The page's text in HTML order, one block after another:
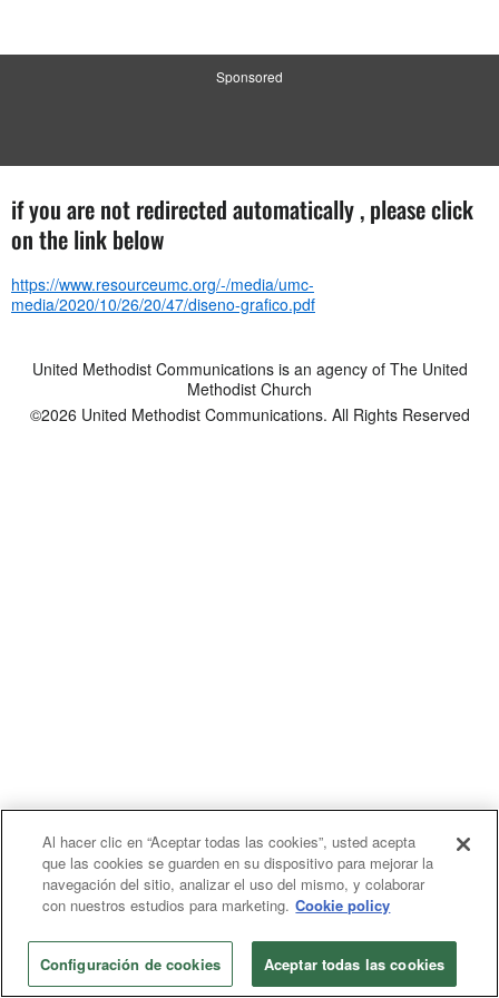
Sponsored
if you are not redirected automatically , please click
on the link below
https://www.resourceumc.org/-/media/umc-
media/2020/10/26/20/47/diseno-grafico.pdf
United Methodist Communications is an agency of The United
Methodist Church
©2026 United Methodist Communications. All Rights Reserved
Al hacer clic en “Aceptar todas las cookies”, usted acepta
que las cookies se guarden en su dispositivo para mejorar la
navegación del sitio, analizar el uso del mismo, y colaborar
con nuestros estudios para marketing. Cookie policy
Configuración de cookies Aceptar todas las cookies